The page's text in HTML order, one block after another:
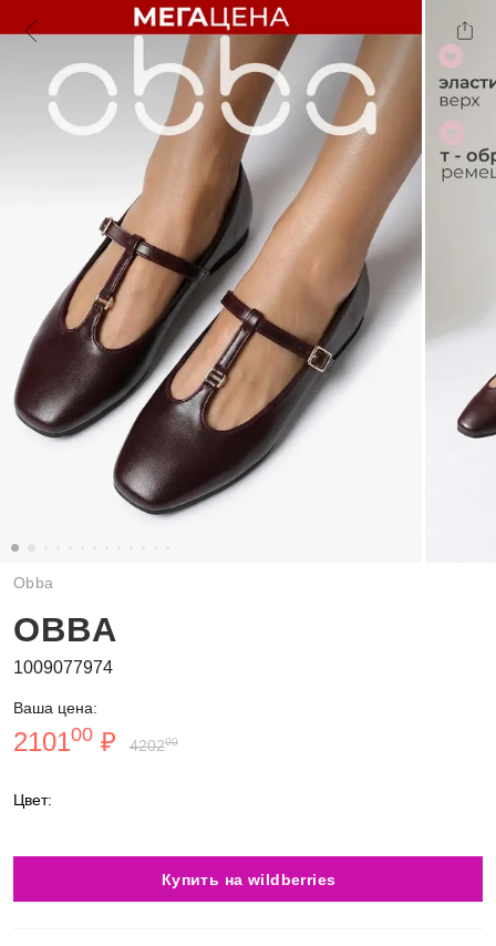
Obba
OBBA
1009077974
Ваша цена:
210100 ₽ 420200
Цвет:
Купить на wildberries